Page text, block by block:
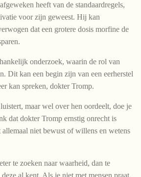
heeft van de standaardregels,
voor zijn geweest. Hij kan
dat een grotere dosis morfine de
onderzoek, waarin de rol van
Dit kan een begin zijn van een eerherstel
kan spreken, dokter Tromp.
maar wel over hen oordeelt, doe je
dat dokter Tromp ernstig onrecht is
allemaal niet bewust of willens en wetens
te zoeken naar waarheid, dan te
al kent. Als je niet met mensen praat,